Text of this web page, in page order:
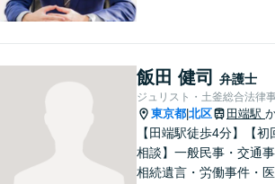
間／休日対応可能】新た
活へと導けるよう、尽
す。
飯田 健司 弁護士
ジュリスト・土釜総合法律
東京都 北区 田端駅
【田端駅徒歩4分】【初
相談】一般民事・交通事
相続遺言・労働事件・医